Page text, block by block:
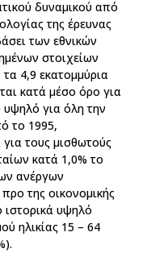
δυναμικού από
της έρευνας
των εθνικών
στοιχείων
4,9 εκατομμύρια
κατά μέσο όρο για
υψηλό για όλη την
το 1995,
τους μισθωτούς
κατά 1,0% το
ανέργων
της οικονομικής
υψηλό
ηλικίας 15 – 64